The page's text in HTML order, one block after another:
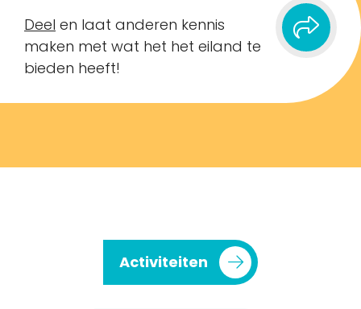
Deel en laat anderen kennis
maken met wat het het eiland te
bieden heeft!
Activiteiten